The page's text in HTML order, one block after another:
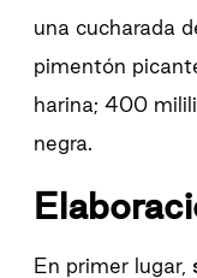
una cucharada
pimentón
harina; 400
negra.
En primer lugar,